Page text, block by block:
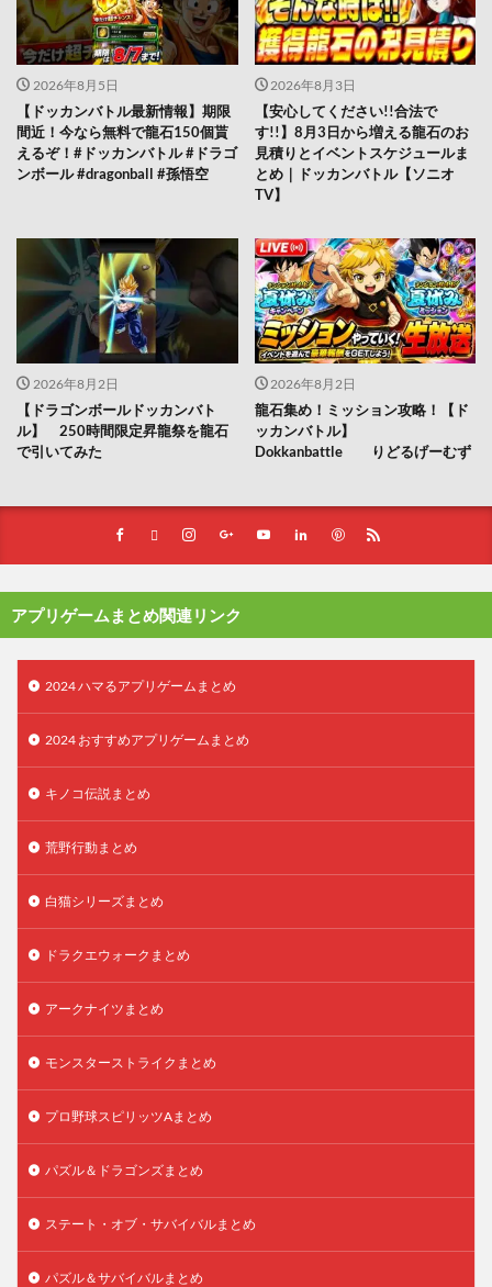
2026年8月5日
【ドッカンバトル最新情報】期限
間近！今なら無料で龍石150個貰
えるぞ！#ドッカンバトル #ドラゴ
ンボール #dragonball #孫悟空
2026年8月3日
【安心してください!!合法で
す!!】8月3日から増える龍石のお
見積りとイベントスケジュールま
とめ｜ドッカンバトル【ソニオ
TV】
2026年8月2日
【ドラゴンボールドッカンバト
ル】 250時間限定昇龍祭を龍石
で引いてみた
2026年8月2日
龍石集め！ミッション攻略！【ド
ッカンバトル】
Dokkanbattle りどるげーむず
アプリゲームまとめ関連リンク
2024 ハマるアプリゲームまとめ
2024 おすすめアプリゲームまとめ
キノコ伝説まとめ
荒野行動まとめ
白猫シリーズまとめ
ドラクエウォークまとめ
アークナイツまとめ
モンスターストライクまとめ
プロ野球スピリッツAまとめ
パズル＆ドラゴンズまとめ
ステート・オブ・サバイバルまとめ
パズル＆サバイバルまとめ